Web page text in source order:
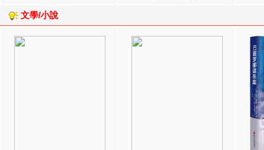
文學/小說